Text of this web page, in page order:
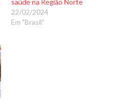
saúde na Região Norte
22/02/2024
Em "Brasil"